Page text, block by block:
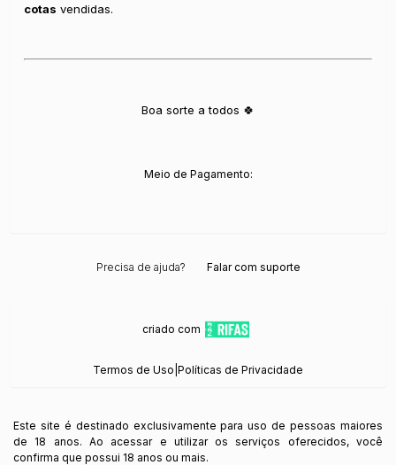
cotas vendidas.
Boa sorte a todos 🍀
Meio de Pagamento:
Precisa de ajuda? Falar com suporte
criado com
Termos de Uso Políticas de Privacidade
Este site é destinado exclusivamente para uso de pessoas maiores
de 18 anos. Ao acessar e utilizar os serviços oferecidos, você
confirma que possui 18 anos ou mais.